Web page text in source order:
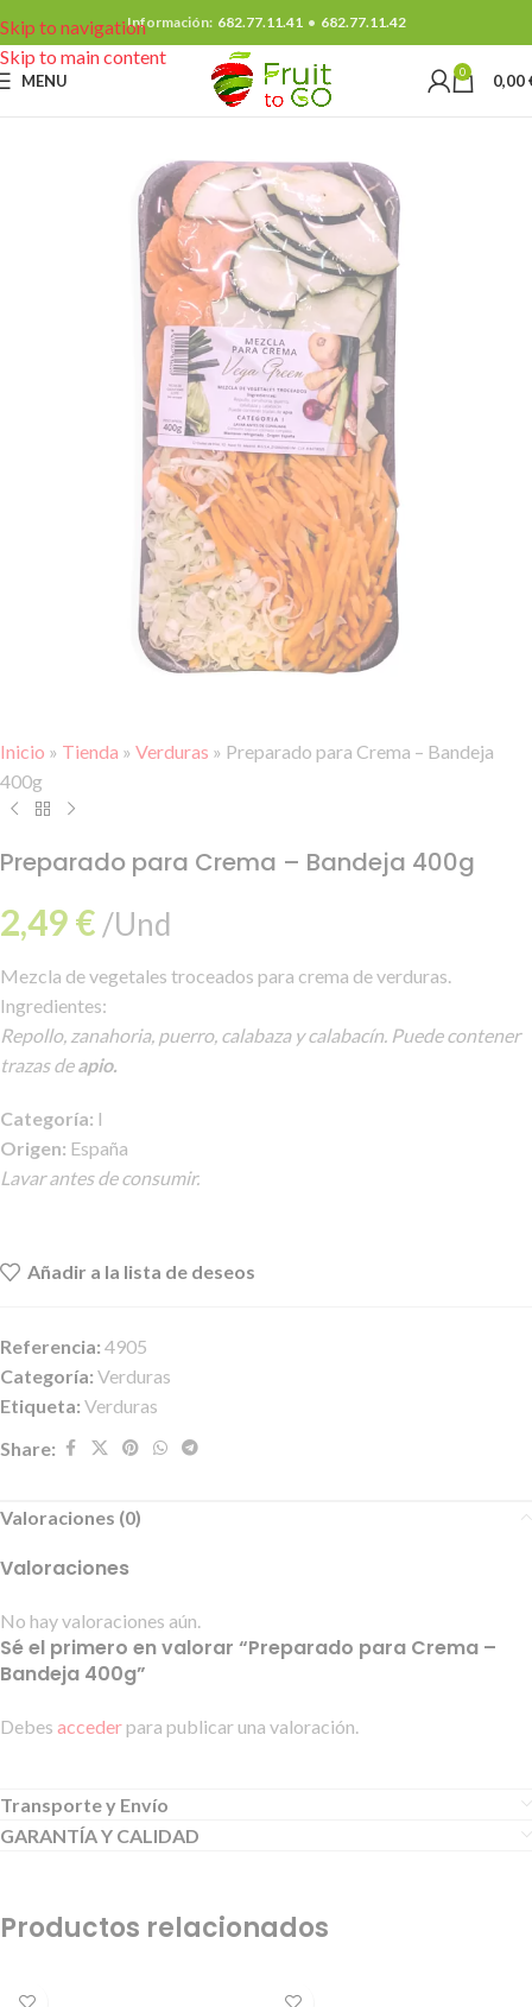
Skip to navigation
Skip to main content
Información: 682.77.11.41• 682.77.11.42
MENU 0 0,00
Inicio » Tienda » Verduras » Preparado para Crema – Bandeja
400g
Preparado para Crema – Bandeja 400g
2,49€ /Und
Mezcla de vegetales troceados para crema de verduras.
Ingredientes:
Repollo, zanahoria, puerro, calabaza y calabacín. Puede contener
trazas deapio.
Categoría: I
Origen: España
Lavar antes de consumir.
Añadir a la lista de deseos
Referencia: 4905
Categoría: Verduras
Etiqueta: Verduras
Share:
Valoraciones (0)
Valoraciones
No hay valoraciones aún.
Sé el primero en valorar “Preparado para Crema –
Bandeja 400g”
Debes acceder para publicar una valoración.
Transporte y Envío
GARANTÍA Y CALIDAD
Productos relacionados